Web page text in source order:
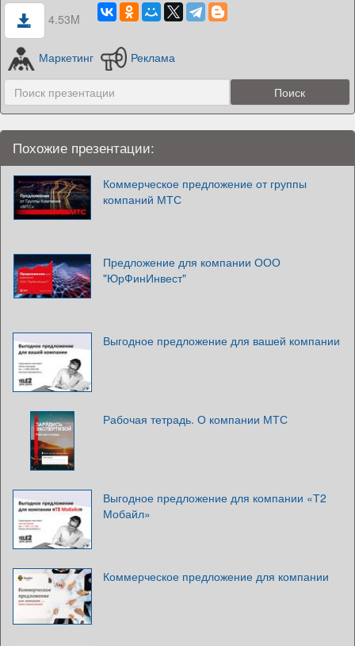
4.53M
Маркетинг Реклама
Похожие презентации:
Коммерческое предложение от группы
компаний МТС
Предложение для компании ООО
"ЮрФинИнвест"
Выгодное предложение для вашей компании
Рабочая тетрадь. О компании МТС
Выгодное предложение для компании «Т2
Мобайл»
Коммерческое предложение для компании